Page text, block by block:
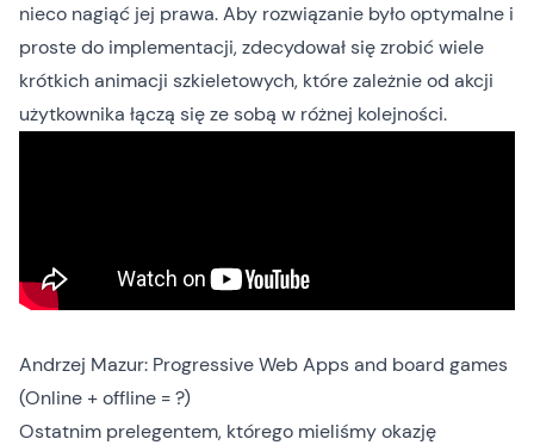
nieco nagiąć jej prawa. Aby rozwiązanie było optymalne i
proste do implementacji, zdecydował się zrobić wiele
krótkich animacji szkieletowych, które zależnie od akcji
użytkownika łączą się ze sobą w różnej kolejności.
Andrzej Mazur: Progressive Web Apps and board games
(Online + offline = ?)
Ostatnim prelegentem, którego mieliśmy okazję